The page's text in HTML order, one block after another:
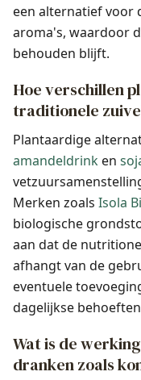
een alternatief voor
aroma's, waardoor
behouden blijft.
Hoe verschillen
traditionele
Plantaardige
amandeldrink en
Merken zoals Isola
biologische
aan dat de
afhangt van de
eventuele
dagelijkse
Wat is de
dranken zoals